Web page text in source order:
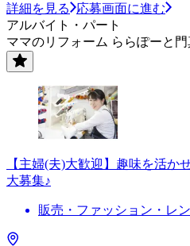
詳細を見る
応募画面に進む
アルバイト・パート
ママのリフォーム ららぽーと
【主婦(夫)大歓迎】趣味を活か
大募集♪
販売・ファッション・レ